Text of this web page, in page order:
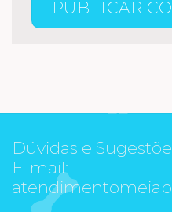
Dúvidas e
E-mail: